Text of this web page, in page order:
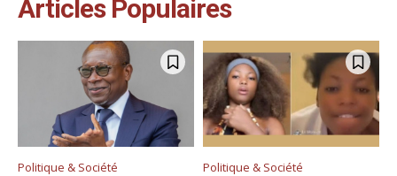
Articles Populaires
Politique & Société Politique & Société